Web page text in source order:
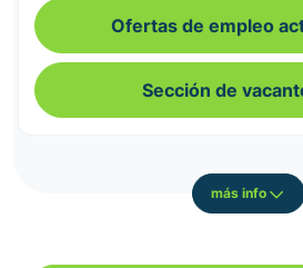
Ofertas de empleo
Sección de
más info